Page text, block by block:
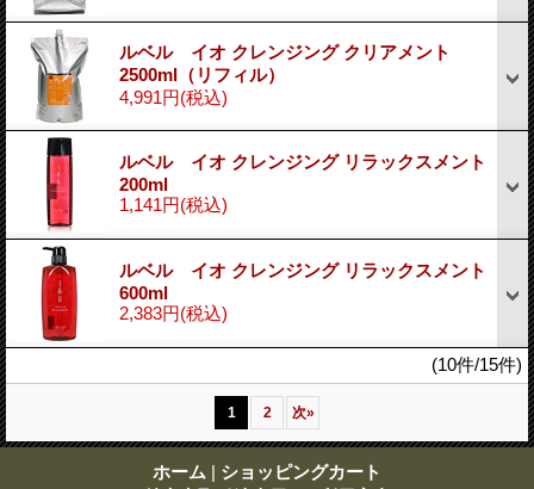
ルベル イオ クレンジング クリアメント
2500ml（リフィル）
4,991円(税込)
ルベル イオ クレンジング リラックスメント
200ml
1,141円(税込)
ルベル イオ クレンジング リラックスメント
600ml
2,383円(税込)
(10件/15件)
1 2 次»
ホーム | ショッピングカート